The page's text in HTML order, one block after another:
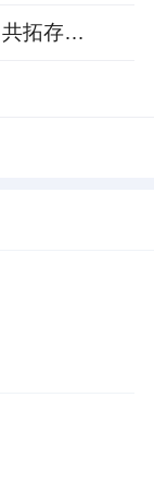
爱琴海集团携手百佳联盟，聚力共拓存量商业新赛道